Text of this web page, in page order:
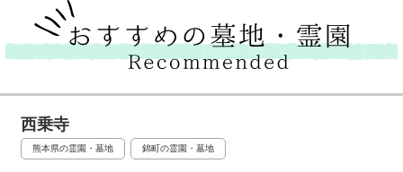
西乗寺
熊本県の霊園・墓地 錦町の霊園・墓地